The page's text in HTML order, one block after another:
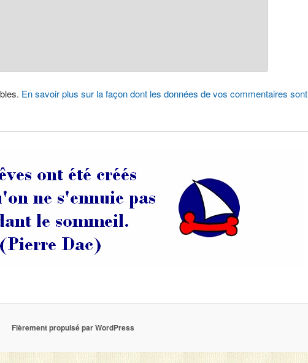
En savoir plus sur la façon dont les données de vos commentaires sont
Fièrement propulsé par WordPress